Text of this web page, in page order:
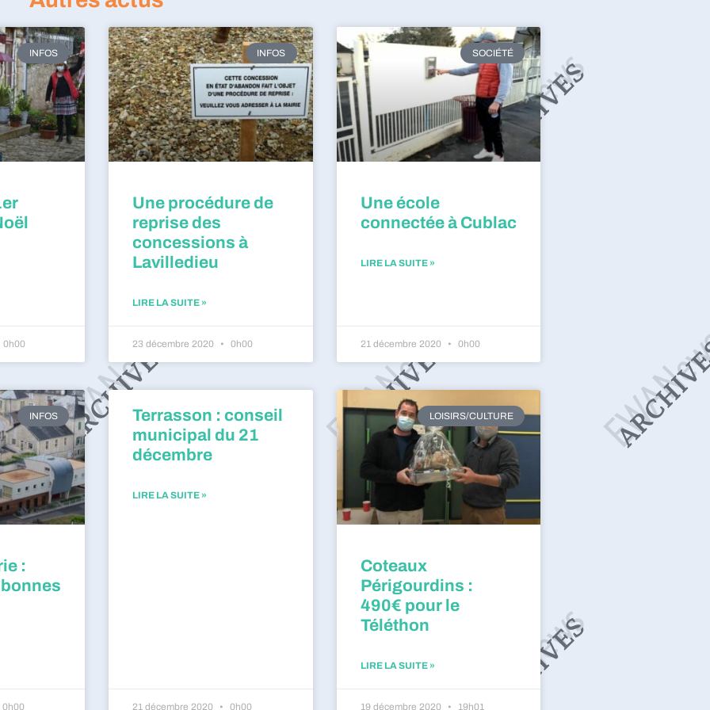
INFOS
0h00
INFOS
Une procédure de
reprise des
concessions à
Lavilledieu
LIRE LA SUITE »
23 décembre 2020 0h00
SOCIÉTÉ
Une école
connectée à Cublac
LIRE LA SUITE »
21 décembre 2020 0h00
INFOS
:
0h00
Terrasson : conseil
municipal du 21
décembre
LIRE LA SUITE »
21 décembre 2020 0h00
LOISIRS/CULTURE
Coteaux
Périgourdins :
490€ pour le
Téléthon
LIRE LA SUITE »
19 décembre 2020 19h01